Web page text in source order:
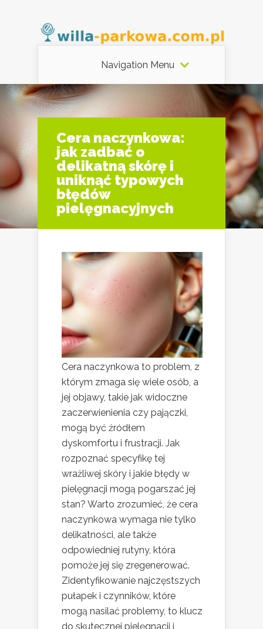
Navigation Menu
Cera naczynkowa:
jak zadbać o
delikatną skórę i
uniknąć typowych
błędów
pielęgnacyjnych
Cera naczynkowa to problem, z
którym zmaga się wiele osób, a
jej objawy, takie jak widoczne
zaczerwienienia czy pajączki,
mogą być źródłem
dyskomfortu i frustracji. Jak
rozpoznać specyfikę tej
wrażliwej skóry i jakie błędy w
pielęgnacji mogą pogarszać jej
stan? Warto zrozumieć, że cera
naczynkowa wymaga nie tylko
delikatności, ale także
odpowiedniej rutyny, która
pomoże jej się zregenerować.
Zidentyfikowanie najczęstszych
pułapek i czynników, które
mogą nasilać problemy, to klucz
do skutecznej pielęgnacji i